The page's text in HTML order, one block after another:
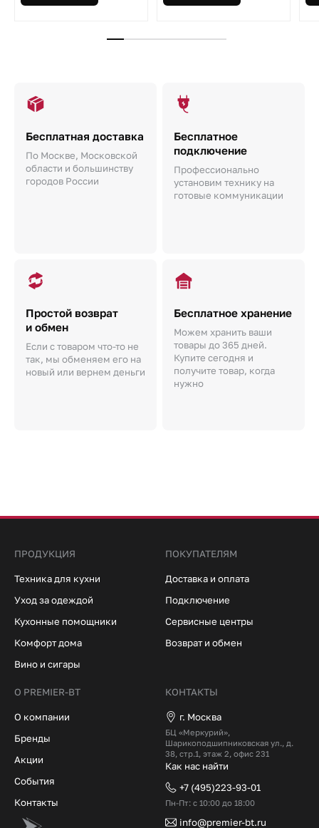
Бесплатная доставка
По Москве, Московской
области и большинству
городов России
Бесплатное
подключение
Профессионально
установим технику на
готовые коммуникации
Простой возврат
и обмен
Если с товаром что-то не
так, мы обменяем его на
новый или вернем деньги
Бесплатное хранение
Можем хранить ваши
товары до 365 дней.
Купите сегодня и
получите товар, когда
нужно
ПРОДУКЦИЯ
Техника для кухни
Уход за одеждой
Кухонные помощники
Комфорт дома
Вино и сигары
ПОКУПАТЕЛЯМ
Доставка и оплата
Подключение
Сервисные центры
Возврат и обмен
О PREMIER-BT
О компании
Бренды
Акции
События
Контакты
КОНТАКТЫ
г. Москва
БЦ «Меркурий»,
Шарикоподшипниковская ул., д.
38, стр.1, этаж 2, офис 231
Как нас найти
+7 (495)223-93-01
Пн-Пт: с 10:00 до 18:00
info@premier-bt.ru